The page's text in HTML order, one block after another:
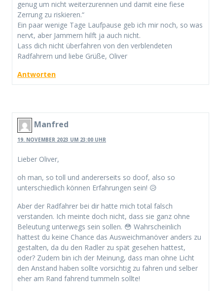
genug um nicht weiterzurennen und damit eine fiese
Zerrung zu riskieren.“
Ein paar wenige Tage Laufpause geb ich mir noch, so was
nervt, aber Jammern hilft ja auch nicht.
Lass dich nicht überfahren von den verblendeten
Radfahrern und liebe Grüße, Oliver
Antworten
Manfred
19. NOVEMBER 2023 UM 23:00 UHR
Lieber Oliver,
oh man, so toll und andererseits so doof, also so
unterschiedlich können Erfahrungen sein! 😥
Aber der Radfahrer bei dir hatte mich total falsch
verstanden. Ich meinte doch nicht, dass sie ganz ohne
Beleutung unterwegs sein sollen. 😳 Wahrscheinlich
hattest du keine Chance das Ausweichmanöver anders zu
gestalten, da du den Radler zu spät gesehen hattest,
oder? Zudem bin ich der Meinung, dass man ohne Licht
den Anstand haben sollte vorsichtig zu fahren und selber
eher am Rand fahrend tummeln sollte!